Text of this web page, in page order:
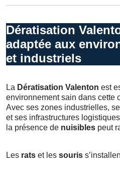
Dératisation
adaptée aux
et industriels
La Dératisation Valenton est
environnement sain dans cette
Avec ses zones industrielles,
et ses infrastructures
la présence de nuisibles peut
Les rats et les souris